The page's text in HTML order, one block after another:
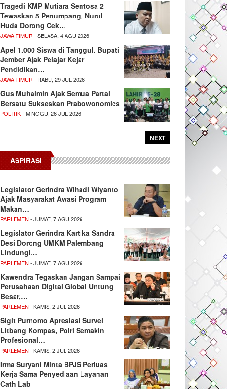
Tragedi KMP Mutiara Sentosa 2
Tewaskan 5 Penumpang, Nurul
Huda Dorong Cek…
JAWA TIMUR - SELASA, 4 AGU 2026
Apel 1.000 Siswa di Tanggul, Bupati
Jember Ajak Pelajar Kejar
Pendidikan…
JAWA TIMUR - RABU, 29 JUL 2026
Gus Muhaimin Ajak Semua Partai
Bersatu Sukseskan Prabowonomics
POLITIK- MINGGU, 26 JUL 2026
NEXT
ASPIRASI
Legislator Gerindra Wihadi Wiyanto
Ajak Masyarakat Awasi Program
Makan…
PARLEMEN - JUMAT, 7 AGU 2026
Legislator Gerindra Kartika Sandra
Desi Dorong UMKM Palembang
Lindungi…
PARLEMEN - JUMAT, 7 AGU 2026
Kawendra Tegaskan Jangan Sampai
Perusahaan Digital Global Untung
Besar,…
PARLEMEN - KAMIS, 2 JUL 2026
Sigit Purnomo Apresiasi Survei
Litbang Kompas, Polri Semakin
Profesional…
PARLEMEN - KAMIS, 2 JUL 2026
Irma Suryani Minta BPJS Perluas
Kerja Sama Penyediaan Layanan
Cath Lab